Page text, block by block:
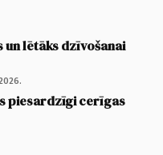
lētāks dzīvošanai
piesardzīgi cerīgas